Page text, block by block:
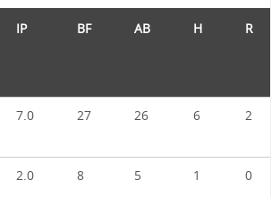
IP BF AB H R
7.0 27 26 6 2
2.0 8 5 1 0